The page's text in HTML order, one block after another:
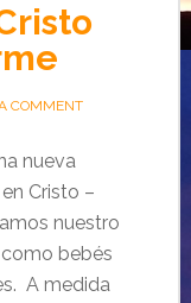
COMMENT
nueva
Cristo –
nuestro
bebés
A medida